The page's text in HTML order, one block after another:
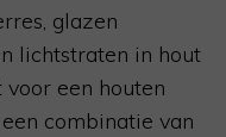
glazen
lichtstraten in hout
een houten
combinatie van